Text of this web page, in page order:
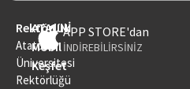
Rektörlük
Atatürk
Üniversitesi
Rektörlüğü
ATAUNİ
Mobil
Keşfet
APP STORE'dan
İNDİREBİLİRSİNİZ